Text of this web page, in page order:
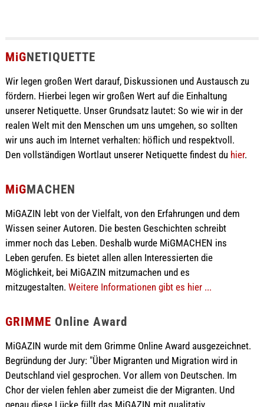
MiGNETIQUETTE
Wir legen großen Wert darauf, Diskussionen und Austausch zu
fördern. Hierbei legen wir großen Wert auf die Einhaltung
unserer Netiquette. Unser Grundsatz lautet: So wie wir in der
realen Welt mit den Menschen um uns umgehen, so sollten
wir uns auch im Internet verhalten: höflich und respektvoll.
Den vollständigen Wortlaut unserer Netiquette findest du hier.
MiGMACHEN
MiGAZIN lebt von der Vielfalt, von den Erfahrungen und dem
Wissen seiner Autoren. Die besten Geschichten schreibt
immer noch das Leben. Deshalb wurde MiGMACHEN ins
Leben gerufen. Es bietet allen allen Interessierten die
Möglichkeit, bei MiGAZIN mitzumachen und es
mitzugestalten. Weitere Informationen gibt es hier ...
GRIMME Online Award
MiGAZIN wurde mit dem Grimme Online Award ausgezeichnet.
Begründung der Jury: "Über Migranten und Migration wird in
Deutschland viel gesprochen. Vor allem von Deutschen. Im
Chor der vielen fehlen aber zumeist die der Migranten. Und
genau diese Lücke füllt das MiGAZIN mit qualitativ